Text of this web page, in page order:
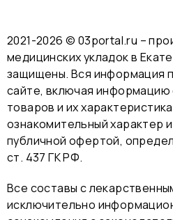
2021-2026 © 03portal.ru –
медицинских укладок в
защищены. Вся информация
сайте, включая информацию
товаров и их
ознакомительный характер
публичной офертой,
ст. 437 ГК РФ.
Все составы с
исключительно